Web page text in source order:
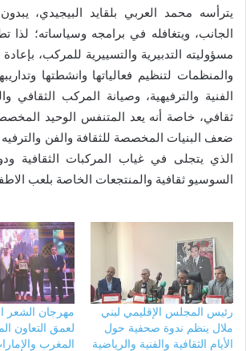
يترأسه محمد العربي بلقايد البيجيدي،
الجانب، ويتغافله في برامجه وسياساته؛
مسؤوليته التدبيرية والتسييرية للمركب،
والمنظمات لتنظيم فعالياتها وانشطتها
الفنية والترفيهية، وصيانة المركب
ثقافي، خاصة أنه يعد المتنفس الوحيد
ضعف البنيات المخصصة للثقافة والفن والترفيه
الذي يتجلى في غياب المركبات الثقافية
السوسيو ثقافية والمنتجعات الخاصة بلعب
رئيس المجلس الإقليمي لبني
ملال ينظم ندوة صحفية حول
الأيام الثقافية والفنية والرياضية
مهرجان الشعر
لعمق التعاون
المغرب